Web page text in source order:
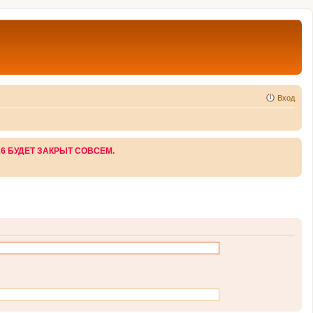
Вход
БУДЕТ ЗАКРЫТ СОВСЕМ.